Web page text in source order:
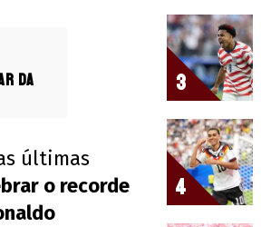
da
últimas
o recorde
3
4